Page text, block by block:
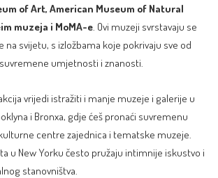
of Art, American Museum of Natural
muzeja i MoMA-e . Ovi muzeji svrstavaju se
na svijetu, s izložbama koje pokrivaju sve od
umjetnosti i znanosti.​
vrijedi istražiti i manje muzeje i galerije u
i Bronxa, gdje ćeš pronaći suvremenu
centre zajednica i tematske muzeje.
u New Yorku često pružaju intimnije iskustvo i
stanovništva.​